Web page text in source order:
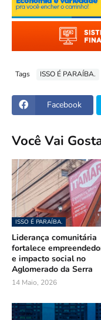
Tags ISSO É PARAÍBA.
Facebook
Você Vai
ISSO É PARAÍBA.
Liderança comunitária
fortalece
e impacto social no
Aglomerado da Serra
14 Maio, 2026